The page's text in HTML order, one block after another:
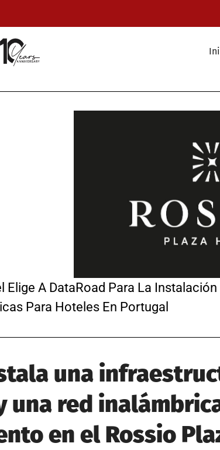
Elige A DataRoad Para La
Para Hoteles En Portugal
una
una red
en el Rossio